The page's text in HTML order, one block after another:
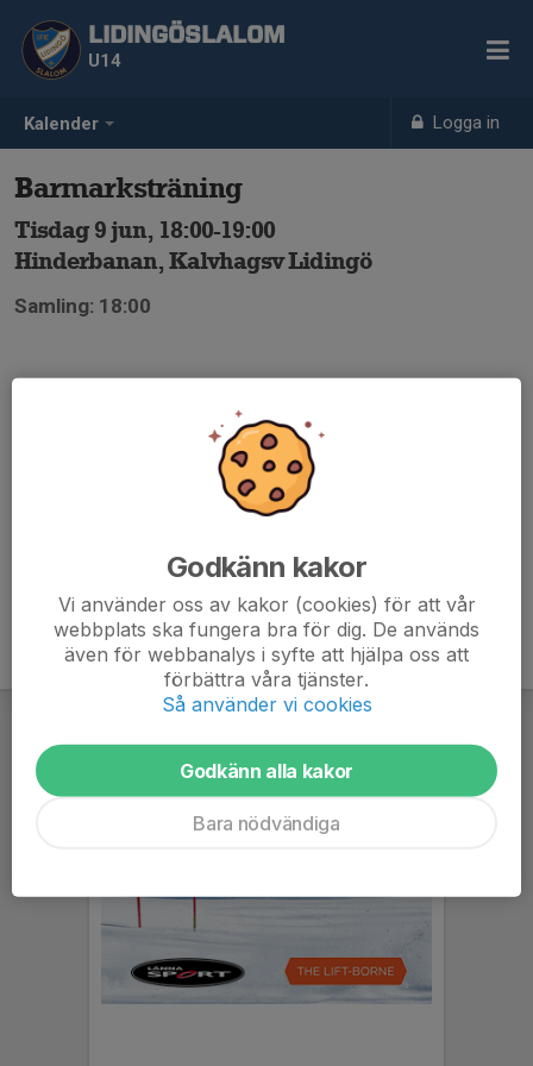
Kalender Logga in
LIDINGÖSLALOM
U14
Barmarksträning
Tisdag 9 jun, 18:00-19:00
Hinderbanan, Kalvhagsv Lidingö
Samling: 18:00
Godkänn kakor
Vi använder oss av kakor (cookies) för att vår
webbplats ska fungera bra för dig. De används
även för webbanalys i syfte att hjälpa oss att
förbättra våra tjänster.
Så använder vi cookies
Godkänn alla kakor
Bara nödvändiga